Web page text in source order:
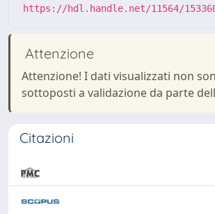
https://hdl.handle.net/11564/
Attenzione
Attenzione! I dati visualizzati non
sottoposti a validazione da parte
Citazioni